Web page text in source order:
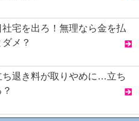
宅を出ろ！無理なら金を払
メ？
ち退き料が取りやめに…立ち